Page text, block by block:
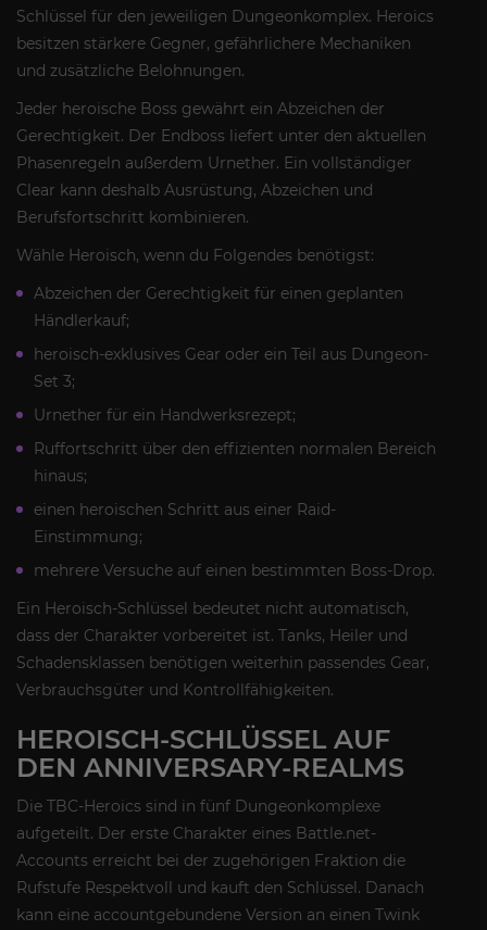
Schlüssel für den jeweiligen Dungeonkomplex. Heroics
besitzen stärkere Gegner, gefährlichere Mechaniken
und zusätzliche Belohnungen.
Jeder heroische Boss gewährt ein Abzeichen der
Gerechtigkeit. Der Endboss liefert unter den aktuellen
Phasenregeln außerdem Urnether. Ein vollständiger
Clear kann deshalb Ausrüstung, Abzeichen und
Berufsfortschritt kombinieren.
Wähle Heroisch, wenn du Folgendes benötigst:
Abzeichen der Gerechtigkeit für einen geplanten
Händlerkauf;
heroisch-exklusives Gear oder ein Teil aus Dungeon-
Set 3;
Urnether für ein Handwerksrezept;
Ruffortschritt über den effizienten normalen Bereich
hinaus;
einen heroischen Schritt aus einer Raid-
Einstimmung;
mehrere Versuche auf einen bestimmten Boss-Drop.
Ein Heroisch-Schlüssel bedeutet nicht automatisch,
dass der Charakter vorbereitet ist. Tanks, Heiler und
Schadensklassen benötigen weiterhin passendes Gear,
Verbrauchsgüter und Kontrollfähigkeiten.
HEROISCH-SCHLÜSSEL AUF
DEN ANNIVERSARY-REALMS
Die TBC-Heroics sind in fünf Dungeonkomplexe
aufgeteilt. Der erste Charakter eines Battle.net-
Accounts erreicht bei der zugehörigen Fraktion die
Rufstufe Respektvoll und kauft den Schlüssel. Danach
kann eine accountgebundene Version an einen Twink